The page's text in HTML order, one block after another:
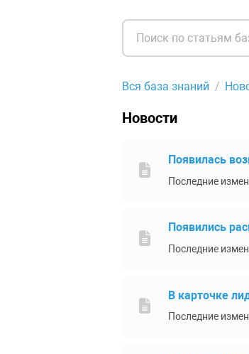
Вся база знаний
Новости
Появилась
Последние
Появились
Последние
В карточке
Последние